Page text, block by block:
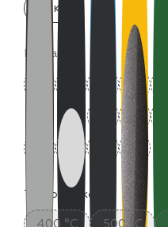
25 кг
Цвета:
Термостойкость: